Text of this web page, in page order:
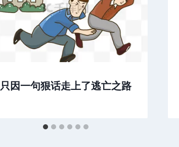
只因一句狠话走上了逃亡之路